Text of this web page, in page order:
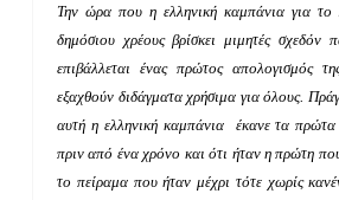
Την ώρα που η ελληνική καμπάνια για το
δημόσιου χρέους βρίσκει μιμητές σχεδόν
επιβάλλεται ένας πρώτος απολογισμός
εξαχθούν διδάγματα χρήσιμα για όλους.
αυτή η ελληνική καμπάνια έκανε τα
πριν από ένα χρόνο και ότι ήταν η πρώτη
το πείραμα που ήταν μέχρι τότε χωρίς